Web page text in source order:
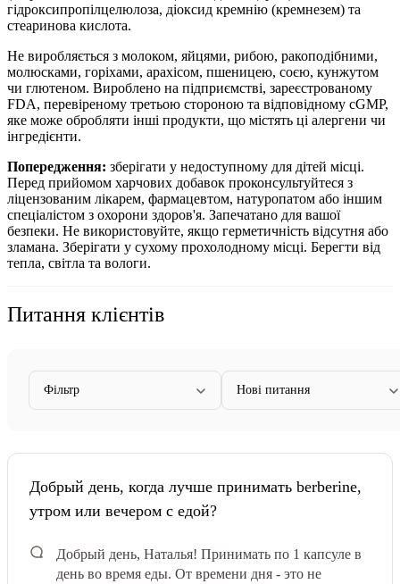
гідроксипропілцелюлоза, діоксид кремнію (кремнезем) та
стеаринова кислота.
Не виробляється з молоком, яйцями, рибою, ракоподібними,
молюсками, горіхами, арахісом, пшеницею, соєю, кунжутом
чи глютеном. Вироблено на підприємстві, зареєстрованому
FDA, перевіреному третьою стороною та відповідному cGMP,
яке може обробляти інші продукти, що містять ці алергени чи
інгредієнти.
Попередження: зберігати у недоступному для дітей місці.
Перед прийомом харчових добавок проконсультуйтеся з
ліцензованим лікарем, фармацевтом, натуропатом або іншим
спеціалістом з охорони здоров'я. Запечатано для вашої
безпеки. Не використовуйте, якщо герметичність відсутня або
зламана. Зберігати у сухому прохолодному місці. Берегти від
тепла, світла та вологи.
Питання клієнтів
Фільтр Нові питання
Добрый день, когда лучше принимать berberine,
утром или вечером с едой?
Добрый день, Наталья! Принимать по 1 капсуле в
день во время еды. От времени дня - это не